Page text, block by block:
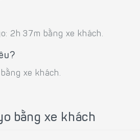
2h 37m bằng xe khách.
xe khách.
bằng xe khách